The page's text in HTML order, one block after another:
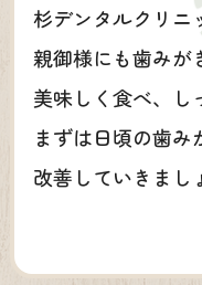
杉デンタルクリニ
親御様にも歯みが
美味しく食べ、し
まずは日頃の歯み
改善していきまし